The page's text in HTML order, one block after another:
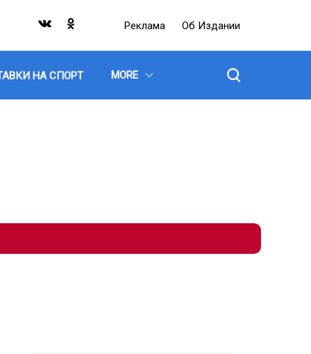
Реклама Об Издании
НА СПОРТ MORE